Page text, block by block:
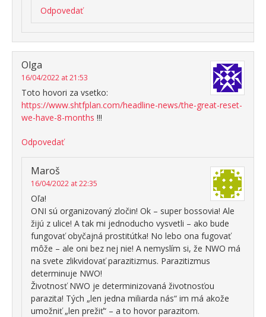
Odpovedať
Olga
16/04/2022 at 21:53
Toto hovori za vsetko:
https://www.shtfplan.com/headline-news/the-great-reset-
we-have-8-months !!!
Odpovedať
Maroš
16/04/2022 at 22:35
Oľa!
ONI sú organizovaný zločin! Ok – super bossovia! Ale
žijú z ulice! A tak mi jednoducho vysvetli – ako bude
fungovať obyčajná prostitútka! No lebo ona fugovať
môže – ale oni bez nej nie! A nemyslím si, že NWO má
na svete zlikvidovať parazitizmus. Parazitizmus
determinuje NWO!
Životnosť NWO je determinizovaná životnosťou
parazita! Tých „len jedna miliarda nás“ im má akože
umožniť „len prežiť“ – a to hovor parazitom.